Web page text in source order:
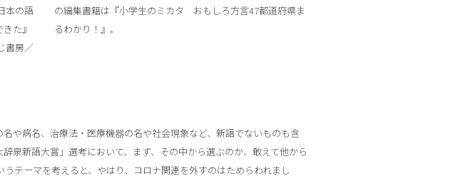
本の語
た』
書房／
の編集書籍は『小学生のミカタ おもしろ方言47都道府県ま
るわかり！』。
や病名、治療法・医療機器の名や社会現象など、新語でないものも含
泉新語大賞」選考において、まず、その中から選ぶのか、敢えて他から
テーマを考えると、やはり、コロナ関連を外すのはためらわれまし